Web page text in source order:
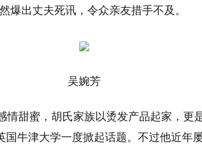
爆出丈夫死讯，令众亲友措手不及。
吴婉芳
情甜蜜，胡氏家族以烫发产品起家，更
国牛津大学一度掀起话题。不过他近年